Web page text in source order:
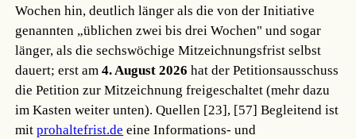
Wochen hin, deutlich länger als die von der Initiative
genannten „üblichen zwei bis drei Wochen" und sogar
länger, als die sechswöchige Mitzeichnungsfrist selbst
dauert; erst am4. August 2026 hat der Petitionsausschuss
die Petition zur Mitzeichnung freigeschaltet (mehr dazu
im Kasten weiter unten).Quellen [23], [57] Begleitend ist
mitprohaltefrist.de eine Informations- und